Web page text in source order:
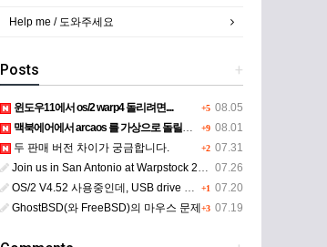
Help me / 도와주세요
+
Posts
+5 08.05
윈도우11에서 os/2 warp4 돌리려면....
+9 08.01
맥북에어에서 arcaos 를 가상으로 돌릴려면 어떻게 해야 하는 지요?
+2 07.31
두 판매 버전 차이가 궁금합니다.
07.26
Join us in San Antonio at Warpstock 2026
+1 07.20
OS/2 V4.52 사용중인데, USB drive 사용 가능한지요?
+3 07.19
GhostBSD(와 FreeBSD)의 마우스 문제